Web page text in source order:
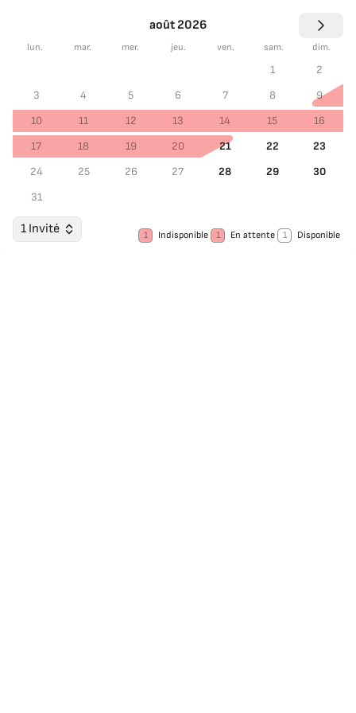
août 2026
lun. mar. mer. jeu. ven. sam. dim.
1
2
3
4 5 6 7 8
9
10
11 12 13 14 15
16
17
18 19 20 21 22
23
24
25 26 27 28 29
30
31
1 Invité 1 Indisponible 1 En attente 1 Disponible